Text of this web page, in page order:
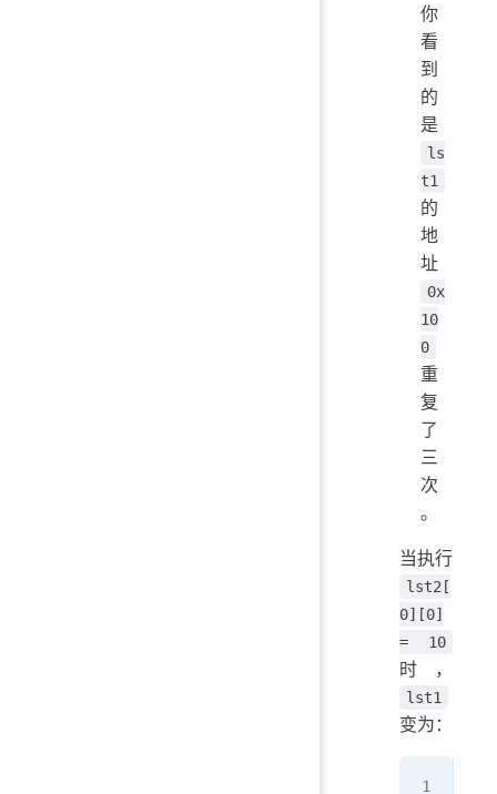
你
看
到
的
是
ls
t1
的
地
址
0x
10
0
重
复
了
三
次
。
当执行
lst2[
0][0]
= 10
时，
lst1
变为：